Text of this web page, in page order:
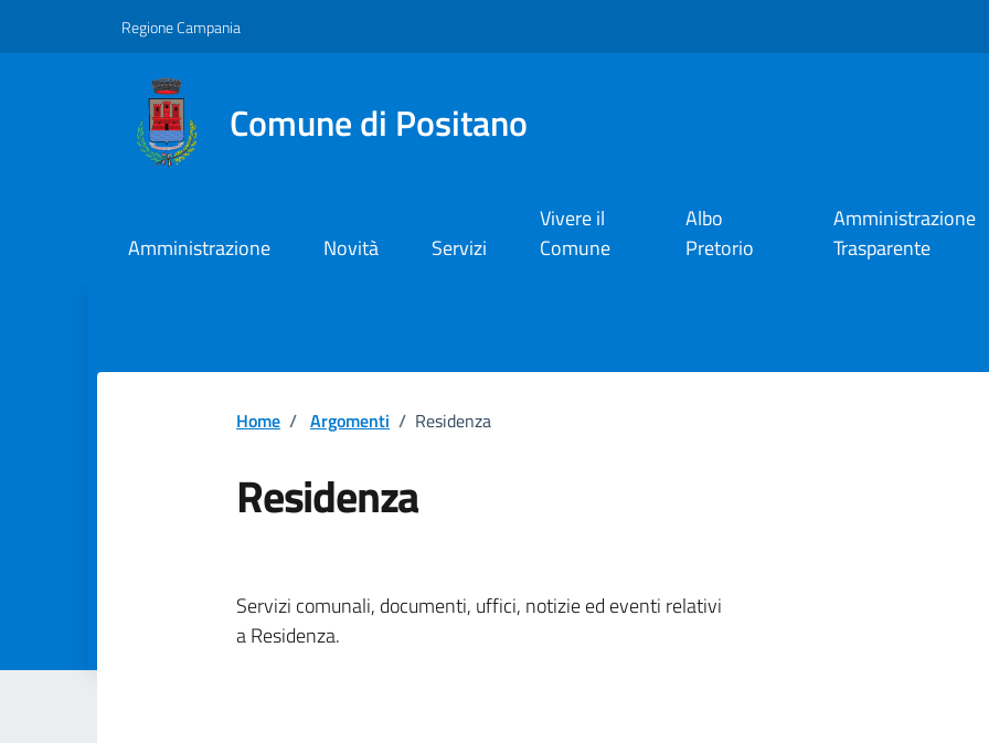
Regione Campania
Comune di Positano
Amministrazione Novità Servizi
Vivere il
Comune
Albo
Pretorio
Amministrazione
Trasparente
Home / Argomenti / Residenza
Residenza
Servizi comunali, documenti, uffici, notizie ed eventi relativi
a Residenza.